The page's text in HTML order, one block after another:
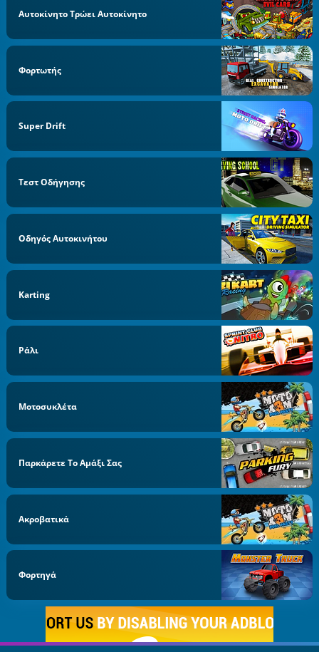
Αυτοκίνητο Τρώει Αυτοκίνητο
Φορτωτής
Super Drift
Τεστ Οδήγησης
Οδηγός Αυτοκινήτου
Karting
Ράλι
Μοτοσυκλέτα
Παρκάρετε Το Αμάξι Σας
Ακροβατικά
Φορτηγά